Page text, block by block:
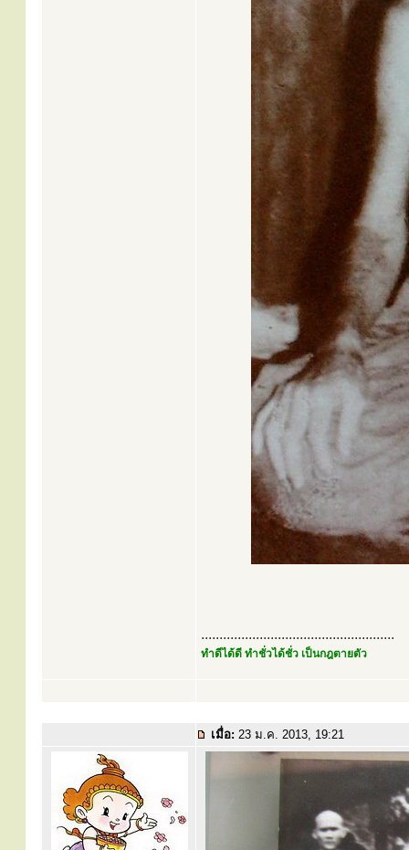
.....................................................
ทำดีได้ดี ทำชั่วได้ชั่ว เป็นกฎตายตัว
เมื่อ: 23 ม.ค. 2013, 19:21